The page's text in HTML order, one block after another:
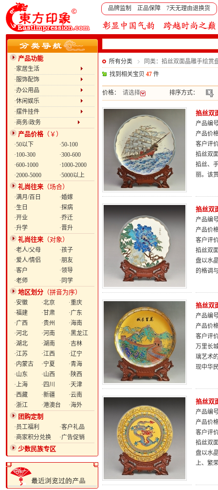
品牌监制 正品保障 7天无理由退换货
产品功能
·家居生活
·服饰配饰
·办公用品
·休闲娱乐
·摆件挂件
·商务/政务
产品价格（￥）
·50以下
·50-100
·100-300
·300-600
·600-1000
·1000-2000
·2000-5000
·5000以上
礼尚往来 （场合）
·满月/百日
·婚嫁
·生日
·探病
·开业
·乔迁
·升学
·晋升
礼尚往来 （对象）
·老人/父母
·孩子
·爱人/情侣
·朋友
·客户
·领导
·老师
·同学
地区划分 （拼音为序）
·安徽 ·北京
·重庆
·福建
·甘肃
·广东
·广西
·贵州
·海南
·河北
·河南
·黑龙江
·湖北
·湖南
·吉林
·江苏
·江西
·辽宁
·内蒙古
·宁夏
·青海
·山东
·山西
·陕西
·上海
·四川
·天津
·西藏
·新疆
·云南
·浙江
·港澳台 ·海外
团购定制
·员工福利
·客户礼品
·商家积分兑换
·广告促销
少数民族专区
所有分类
同类：掐丝双面晶雕手绘赏
找到相关宝贝 47 件
价格： 请选择 排序方式：
掐丝双
产品编
产品价
客户评
掐丝双
掐丝、
丽。该
掐丝双
产品编
产品价
客户评
掐丝双
盘以水
的格调
掐丝双
产品编
产品价
客户评
万里长
璃艺术
现中华
掐丝双
产品编
产品价
客户评
掐丝双
盘以水
上、繁